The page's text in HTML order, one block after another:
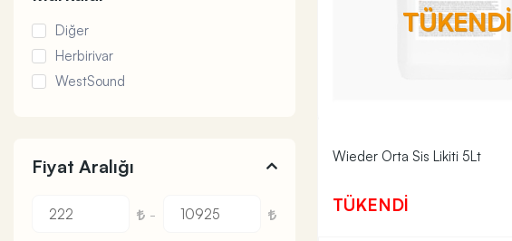
Diğer
Herbirivar
WestSound
Fiyat Aralığı
-
TÜKENDİ
Wieder Orta Sis Likiti 5Lt
TÜKENDİ